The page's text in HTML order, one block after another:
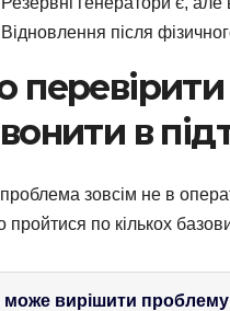
Відновлення після
перевірити
в
проблема зовсім не в
пройтися по кількох
вирішити проблему